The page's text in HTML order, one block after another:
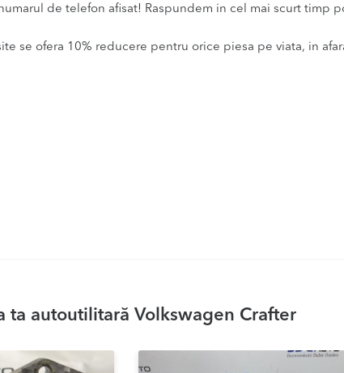
de telefon afisat! Raspundem in cel mai scurt timp
se ofera 10% reducere pentru orice piesa pe viata, in
autoutilitară Volkswagen Crafter